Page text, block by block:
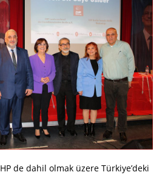
de dahil olmak üzere Türkiye’deki